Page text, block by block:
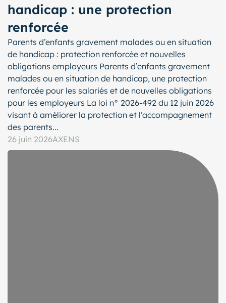
handicap : une protection
renforcée
Parents d’enfants gravement malades ou en situation
de handicap : protection renforcée et nouvelles
obligations employeurs Parents d’enfants gravement
malades ou en situation de handicap, une protection
renforcée pour les salariés et de nouvelles obligations
pour les employeurs La loi n° 2026-492 du 12 juin 2026
visant à améliorer la protection et l’accompagnement
des parents...
26 juin 2026AXENS